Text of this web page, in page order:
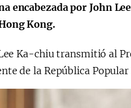
encabezada por John
Kong.
Ka-chiu transmitió al
de la República